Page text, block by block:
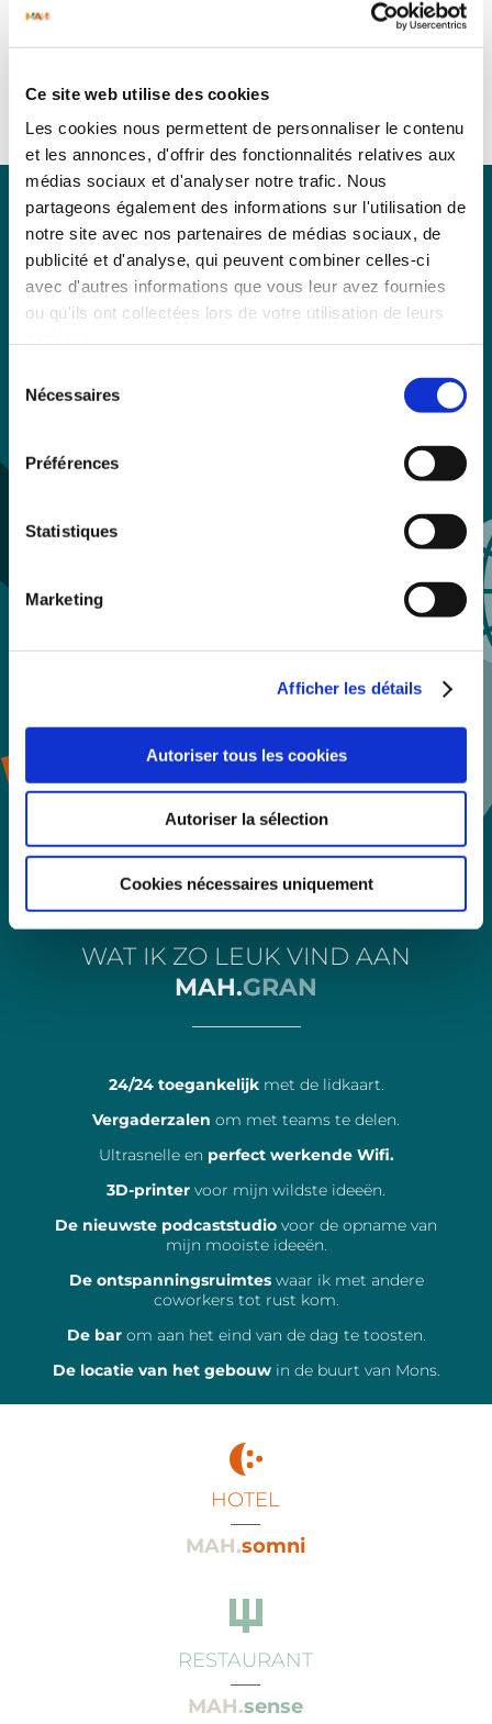
Ce site web utilise des cookies
Les cookies nous permettent de personnaliser le contenu
et les annonces, d'offrir des fonctionnalités relatives aux
médias sociaux et d'analyser notre trafic. Nous
partageons également des informations sur l'utilisation de
notre site avec nos partenaires de médias sociaux, de
publicité et d'analyse, qui peuvent combiner celles-ci
avec d'autres informations que vous leur avez fournies
ou qu'ils ont collectées lors de votre utilisation de leurs
Nécessaires
Préférences
Statistiques
Marketing
Afficher les détails
Autoriser tous les cookies
Autoriser la sélection
Cookies nécessaires uniquement
WAT IK ZO LEUK VIND AAN
MAH.GRAN
24/24 toegankelijkmet de lidkaart.
Vergaderzalen om met teams te delen.
Ultrasnelle en perfect werkende Wifi.
3D-printer voor mijn wildste ideeën.
De nieuwste podcaststudio voor de opname van
mijn mooiste ideeën.
De ontspanningsruimteswaar ik met andere
coworkers tot rust kom.
De barom aan het eind van de dag te toosten.
De locatie van het gebouwin de buurt van Mons.
HOTEL
___
MAH.somni
RESTAURANT
MAH.sense